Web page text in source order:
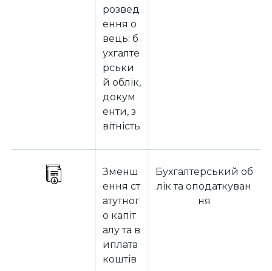
розвед
ення о
вець: б
ухгалте
рськи
й облік,
докум
енти, з
вітність
Зменш
ення ст
атутног
о капіт
алу та в
иплата
коштів
Бухгалтерський об
лік та оподаткуван
ня